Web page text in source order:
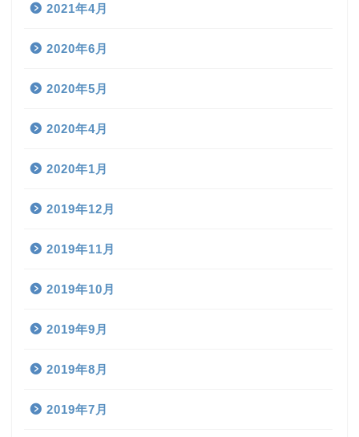
2021年4月
2020年6月
2020年5月
2020年4月
2020年1月
2019年12月
2019年11月
2019年10月
2019年9月
2019年8月
2019年7月